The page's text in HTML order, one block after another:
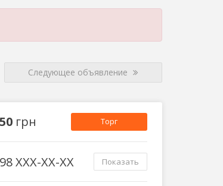
Следующее объявление
грн Торг
XXX-XX-XX Показать